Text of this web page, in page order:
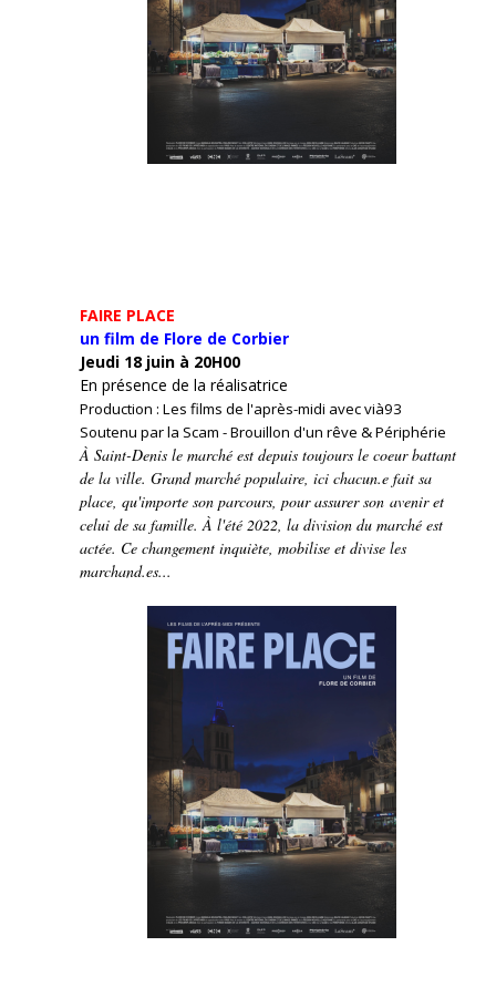
FAIRE PLACE
un film de Flore de Corbier
Jeudi 18 juin à 20H00
En présence de la réalisatrice
Production : Les films de l'après-midi avec vià93
Soutenu par la Scam - Brouillon d'un rêve & Périphérie
À Saint-Denis le marché est depuis toujours le coeur battant
de la ville. Grand marché populaire, ici chacun.e fait sa
place, qu'importe son parcours, pour assurer son avenir et
celui de sa famille. À l'été 2022, la division du marché est
actée. Ce changement inquiète, mobilise et divise les
marchand.es...